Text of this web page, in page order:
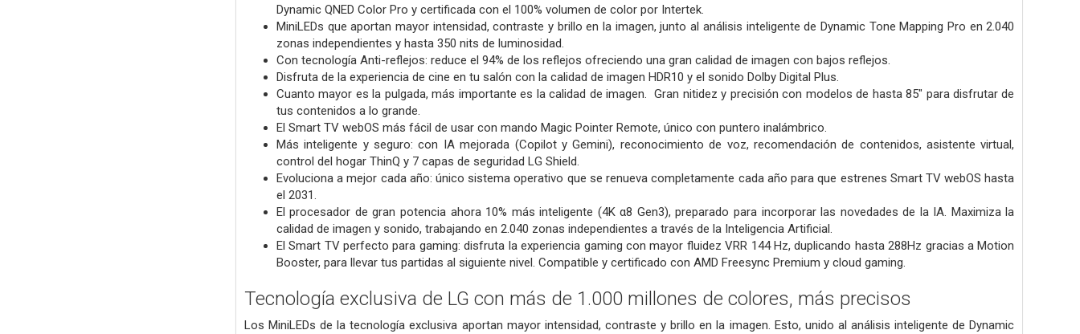
Dynamic QNED Color Pro y certificada con el 100% volumen de color por Intertek.
MiniLEDs que aportan mayor intensidad, contraste y brillo en la imagen, junto al análisis inteligente de Dynamic Tone Mapping Pro en 2.040
zonas independientes y hasta 350 nits de luminosidad.
Con tecnología Anti-reflejos: reduce el 94% de los reflejos ofreciendo una gran calidad de imagen con bajos reflejos.
Disfruta de la experiencia de cine en tu salón con la calidad de imagen HDR10 y el sonido Dolby Digital Plus.
Cuanto mayor es la pulgada, más importante es la calidad de imagen. Gran nitidez y precisión con modelos de hasta 85" para disfrutar de
tus contenidos a lo grande.
El Smart TV webOS más fácil de usar con mando Magic Pointer Remote, único con puntero inalámbrico.
Más inteligente y seguro: con IA mejorada (Copilot y Gemini), reconocimiento de voz, recomendación de contenidos, asistente virtual,
control del hogar ThinQ y 7 capas de seguridad LG Shield.
Evoluciona a mejor cada año: único sistema operativo que se renueva completamente cada año para que estrenes Smart TV webOS hasta
el 2031.
El procesador de gran potencia ahora 10% más inteligente (4K α8 Gen3), preparado para incorporar las novedades de la IA. Maximiza la
calidad de imagen y sonido, trabajando en 2.040 zonas independientes a través de la Inteligencia Artificial.
El Smart TV perfecto para gaming: disfruta la experiencia gaming con mayor fluidez VRR 144 Hz, duplicando hasta 288Hz gracias a Motion
Booster, para llevar tus partidas al siguiente nivel. Compatible y certificado con AMD Freesync Premium y cloud gaming.
Tecnología exclusiva de LG con más de 1.000 millones de colores, más precisos
Los MiniLEDs de la tecnología exclusiva aportan mayor intensidad, contraste y brillo en la imagen. Esto, unido al análisis inteligente de Dynamic